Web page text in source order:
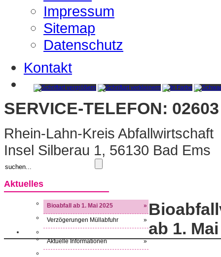
Impressum
Sitemap
Datenschutz
Kontakt
SERVICE-TELEFON:
Rhein-Lahn-Kreis Abfallwirtschaft
Insel Silberau 1, 56130 Bad Ems
Aktuelles
Bioabfall ab 1. Mai 2025 »
Verzögerungen Müllabfuhr »
Aktuelle Informationen »
ab 1.